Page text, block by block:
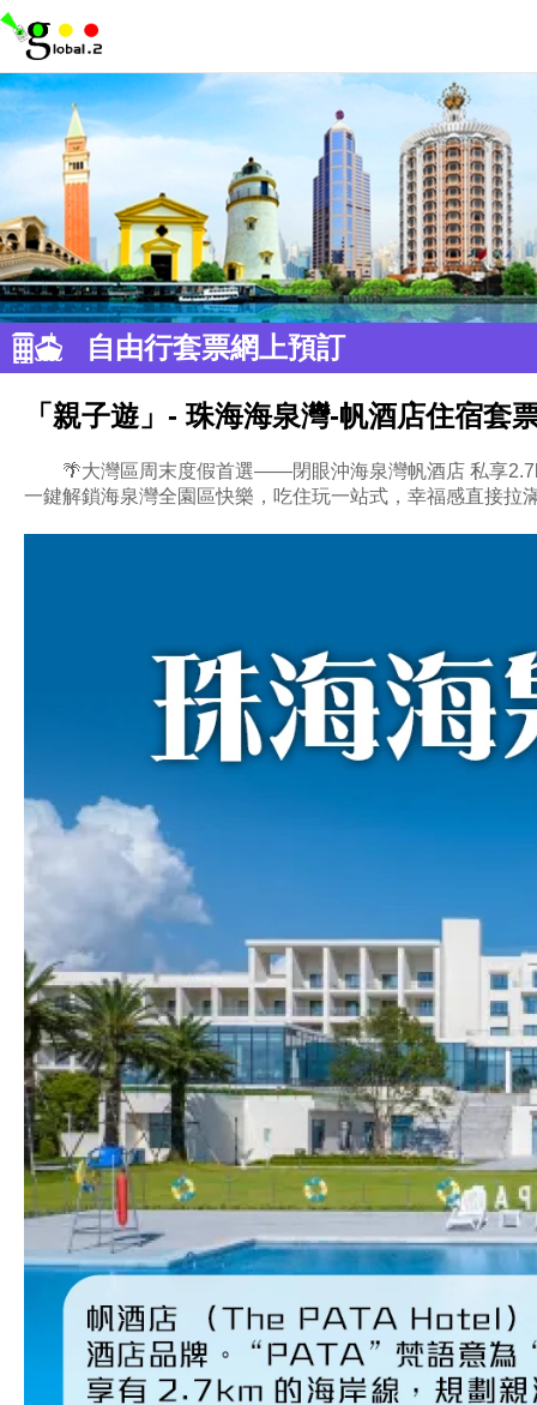
自由行套票網上預訂
「親子遊」- 珠海海泉灣-帆酒店住宿套
🌴大灣區周末度假首選——閉眼沖海泉灣帆酒店 私享
一鍵解鎖海泉灣全園區快樂，吃住玩一站式，幸福感直接拉